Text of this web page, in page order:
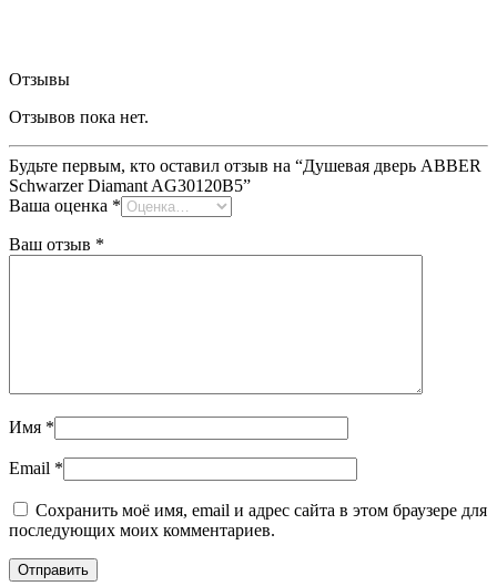
Отзывы
Отзывов пока нет.
Будьте первым, кто оставил отзыв на “Душевая дверь ABBER
Schwarzer Diamant AG30120B5”
Ваша оценка *
Ваш отзыв *
Имя *
Email *
Сохранить моё имя, email и адрес сайта в этом браузере для
последующих моих комментариев.